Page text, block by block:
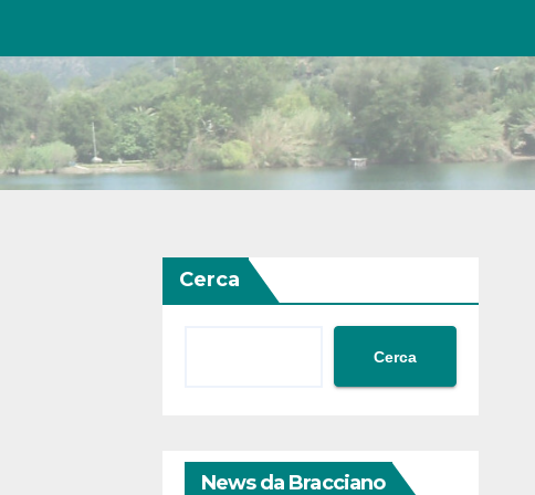
Cerca
Cerca
News da Bracciano